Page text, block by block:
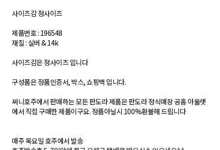
사이즈감 정사이즈
제품번호 : 196548
재질 : 실버 & 14k
사이즈감은 정사이즈 입니다
구성품은 정품인증서, 박스, 쇼핑백 입니다.
써니호주에서 판매하는 모든 판도라 제품은 판도라 정식매장 공홈 아울렛
에서 직접 구매한 제품이구요. 정품아닐시 100%환불해 드립니다
매주 목요일 호주에서 발송